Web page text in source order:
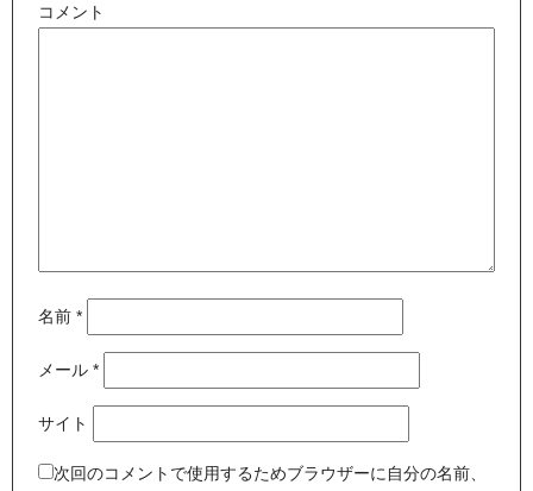
コメント
名前*
メール*
サイト
次回のコメントで使用するためブラウザーに自分の名前、